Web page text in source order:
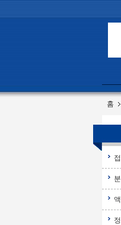
홈